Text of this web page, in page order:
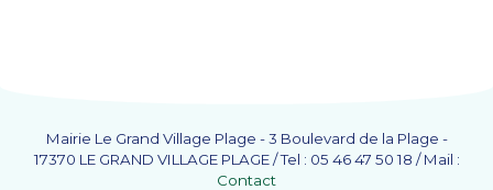
Mairie Le Grand Village Plage - 3 Boulevard de la Plage -
17370 LE GRAND VILLAGE PLAGE / Tel : 05 46 47 50 18 / Mail :
Contact